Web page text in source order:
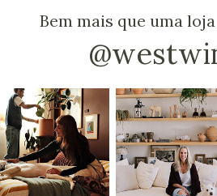
Bem mais que uma